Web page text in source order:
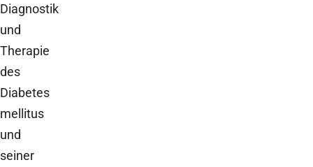
Diagnostik
und
Therapie
des
Diabetes
mellitus
und
seiner